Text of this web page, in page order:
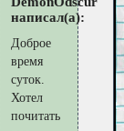
написал(а):
Доброе
время
суток.
Хотел
почитать